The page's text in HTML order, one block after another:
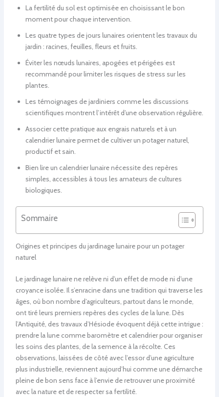
La fertilité du sol est optimisée en choisissant le bon
moment pour chaque intervention.
Les quatre types de jours lunaires orientent les travaux du
jardin : racines, feuilles, fleurs et fruits.
Éviter les nœuds lunaires, apogées et périgées est
recommandé pour limiter les risques de stress sur les
plantes.
Les témoignages de jardiniers comme les discussions
scientifiques montrent l’intérêt d’une observation régulière.
Associer cette pratique aux engrais naturels et à un
calendrier lunaire permet de cultiver un potager naturel,
productif et sain.
Bien lire un calendrier lunaire nécessite des repères
simples, accessibles à tous les amateurs de cultures
biologiques.
Sommaire
Origines et principes du jardinage lunaire pour un potager
naturel
Le jardinage lunaire ne relève ni d’un effet de mode ni d’une
croyance isolée. Il s’enracine dans une tradition qui traverse les
âges, où bon nombre d’agriculteurs, partout dans le monde,
ont tiré leurs premiers repères des cycles de la lune. Dès
l’Antiquité, des travaux d’Hésiode évoquent déjà cette intrigue :
prendre la lune comme baromètre et calendrier pour organiser
les soins des plantes, de la semence à la récolte. Ces
observations, laissées de côté avec l’essor d’une agriculture
plus industrielle, reviennent aujourd’hui comme une démarche
pleine de bon sens face à l’envie de retrouver une proximité
avec la nature et de respecter sa fertilité.